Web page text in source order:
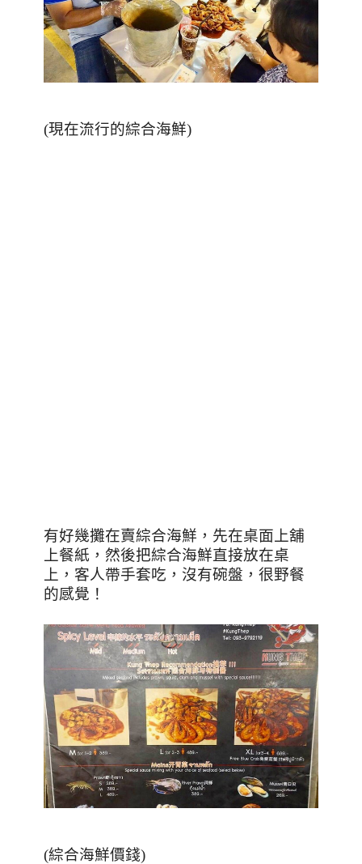
(現在流行的綜合海鮮)
有好幾攤在賣綜合海鮮，先在桌面上舖
上餐紙，然後把綜合海鮮直接放在桌
上，客人帶手套吃，沒有碗盤，很野餐
的感覺！
(綜合海鮮價錢)